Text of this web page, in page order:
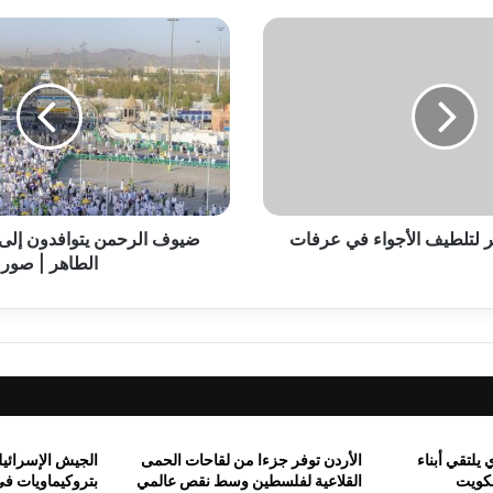
المصري يلتقي رئيس مجموعة البنك الدولي
بإعلان ترامب وقف إطلاق النار في لبنان
لدى منظمة التعاون الإسلامي يستقبل نظيره الصومالي
لتلطيف الأجواء في عرفات
ض
ي
و
ف
ا
ل
ر
ح
م
و
د
ن
ل
ضيوف الرحمن يتوافدون
الطاهر | صور
أبناء
الأردن توفر جزءا من لقاحات الحمى
القلاعية لفلسطين وسط نقص عالمي
الجيش
بتروكيماويات